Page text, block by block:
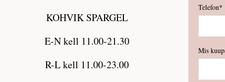
KOHVIK SPARGEL
E-N kell 11.00-21.30
R-L kell 11.00-23.00
Telefon
Mis